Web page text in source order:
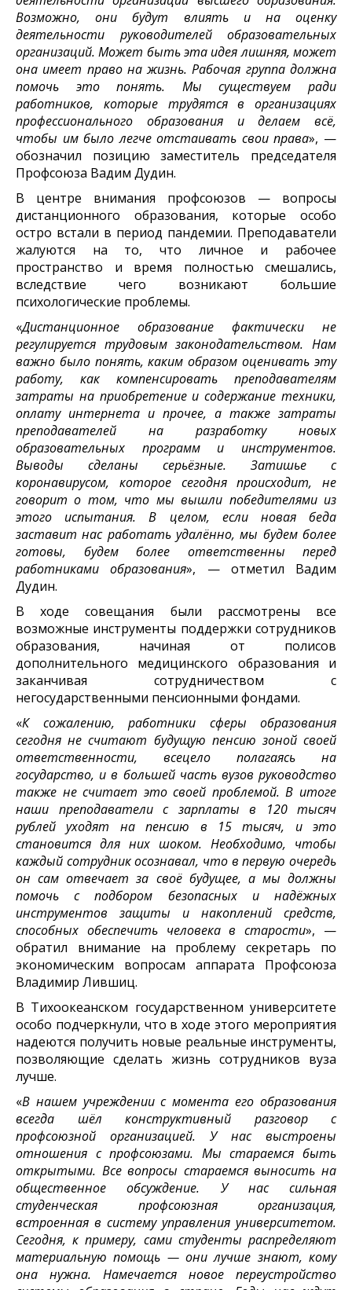
Возможно, они будут влиять и на оценку
деятельности руководителей образовательных
организаций. Может быть эта идея лишняя, может
она имеет право на жизнь. Рабочая группа должна
помочь это понять. Мы существуем ради
работников, которые трудятся в организациях
профессионального образования и делаем всё,
чтобы им было легче отстаивать свои права», —
обозначил позицию заместитель председателя
Профсоюза Вадим Дудин.
В центре внимания профсоюзов — вопросы
дистанционного образования, которые особо
остро встали в период пандемии. Преподаватели
жалуются на то, что личное и рабочее
пространство и время полностью смешались,
вследствие чего возникают большие
психологические проблемы.
«Дистанционное образование фактически не
регулируется трудовым законодательством. Нам
важно было понять, каким образом оценивать эту
работу, как компенсировать преподавателям
затраты на приобретение и содержание техники,
оплату интернета и прочее, а также затраты
преподавателей на разработку новых
образовательных программ и инструментов.
Выводы сделаны серьёзные. Затишье с
коронавирусом, которое сегодня происходит, не
говорит о том, что мы вышли победителями из
этого испытания. В целом, если новая беда
заставит нас работать удалённо, мы будем более
готовы, будем более ответственны перед
работниками образования», — отметил Вадим
Дудин.
В ходе совещания были рассмотрены все
возможные инструменты поддержки сотрудников
образования, начиная от полисов
дополнительного медицинского образования и
заканчивая сотрудничеством с
негосударственными пенсионными фондами.
«К сожалению, работники сферы образования
сегодня не считают будущую пенсию зоной своей
ответственности, всецело полагаясь на
государство, и в большей часть вузов руководство
также не считает это своей проблемой. В итоге
наши преподаватели с зарплаты в 120 тысяч
рублей уходят на пенсию в 15 тысяч, и это
становится для них шоком. Необходимо, чтобы
каждый сотрудник осознавал, что в первую очередь
он сам отвечает за своё будущее, а мы должны
помочь с подбором безопасных и надёжных
инструментов защиты и накоплений средств,
способных обеспечить человека в старости», —
обратил внимание на проблему секретарь по
экономическим вопросам аппарата Профсоюза
Владимир Лившиц.
В Тихоокеанском государственном университете
особо подчеркнули, что в ходе этого мероприятия
надеются получить новые реальные инструменты,
позволяющие сделать жизнь сотрудников вуза
лучше.
«В нашем учреждении с момента его образования
всегда шёл конструктивный разговор с
профсоюзной организацией. У нас выстроены
отношения с профсоюзами. Мы стараемся быть
открытыми. Все вопросы стараемся выносить на
общественное обсуждение. У нас сильная
студенческая профсоюзная организация,
встроенная в систему управления университетом.
Сегодня, к примеру, сами студенты распределяют
материальную помощь — они лучше знают, кому
она нужна. Намечается новое переустройство